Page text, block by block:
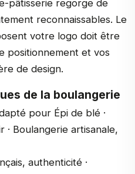
pâtisserie regorge de
reconnaissables. Le
votre logo doit être
positionnement et vos
de design.
de la boulangerie
pour Épi de blé ·
Boulangerie artisanale,
authenticité ·